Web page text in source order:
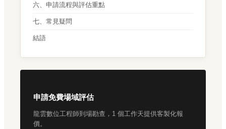
六、申請流程與評估重點
七、常見疑問
結語
申請免費場域評估
龍雲數位工程師到場勘查，1 個工作天提供客製化報
價。